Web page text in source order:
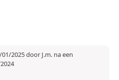
2025 door J.m. na een